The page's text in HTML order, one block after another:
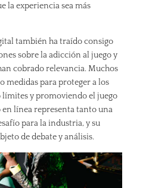
la experiencia sea más
también ha traído consigo
sobre la adicción al juego y
cobrado relevancia. Muchos
medidas para proteger a los
límites y promoviendo el juego
en línea representa tanto una
para la industria, y su
de debate y análisis.